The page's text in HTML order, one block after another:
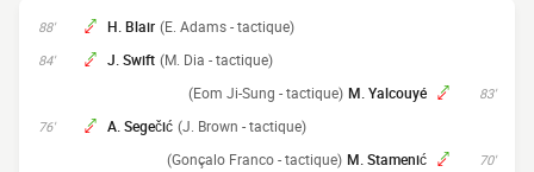
88' H. Blair (E. Adams - tactique)
84' J. Swift (M. Dia - tactique)
83'
M. Yalcouyé
(Eom Ji-Sung - tactique)
76' A. Segečić (J. Brown - tactique)
70'
M. Stamenić
(Gonçalo Franco - tactique)